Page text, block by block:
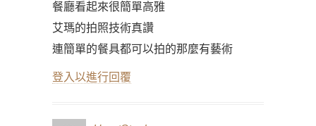
餐廳看起來很簡單高雅
艾瑪的拍照技術真讚
連簡單的餐具都可以拍的那麼有藝術
登入以進行回覆